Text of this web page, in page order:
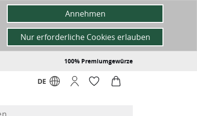
100% Premiumgewürze
DE
Annehmen
Nur erforderliche Cookies erlauben